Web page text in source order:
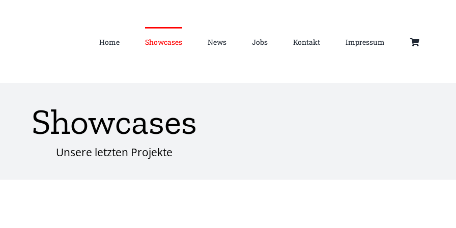
Home Showcases News Jobs Kontakt Impressum
Showcases
Unsere letzten Projekte